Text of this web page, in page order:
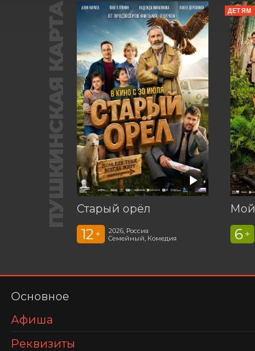
ПУШКИНСКАЯ КАРТА Старый орёл
12 +
2026, Россия
Семейный, Комедия
ДЕТЯМ
6 +
Основное
Афиша
Реквизиты